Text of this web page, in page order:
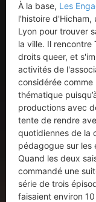
À la base, Les
l'histoire d'Hicham,
Lyon pour trouver
la ville. Il rencontre
droits queer, et
activités de
considérée comme
thématique
productions avec
tente de rendre
quotidiennes de la
pédagogue sur les
Quand les deux
commandé une
série de trois
faisaient environ